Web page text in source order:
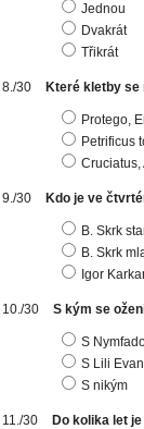
Jednou
Dvakrát
Třikrát
Které kletby se
Protego,
Petrificus
Cruciatus,
Kdo je ve
B. Skrk
B. Skrk
Igor
S kým se
S
S Lili
S nikým
Do kolika let